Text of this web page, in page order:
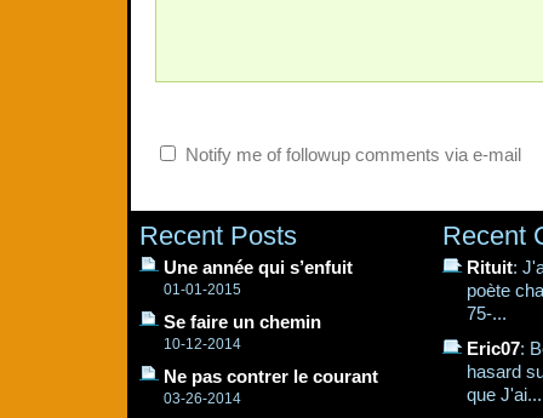
Notify me of followup comments via e-mail
Recent Posts
Une année qui s’enfuit
01-01-2015
Se faire un chemin
10-12-2014
Ne pas contrer le courant
03-26-2014
Recent
Rituit:
poète
75-...
Eric07:
hasard
que J'ai...